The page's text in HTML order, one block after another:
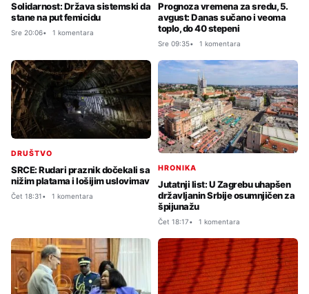
Solidarnost: Država sistemski da
stane na put femicidu
Sre 20:06 1 komentara
Prognoza vremena za sredu, 5.
avgust: Danas sučano i veoma
toplo, do 40 stepeni
Sre 09:35 1 komentara
DRUŠTVO
SRCE: Rudari praznik dočekali sa
nižim platama i lošijim uslovimav
Čet 18:31 1 komentara
HRONIKA
Jutatnji list: U Zagrebu uhapšen
državljanin Srbije osumnjičen za
špijunažu
Čet 18:17 1 komentara